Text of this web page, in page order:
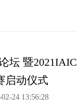
坛 暨2021IAIC
启动仪式
24 13:56:28